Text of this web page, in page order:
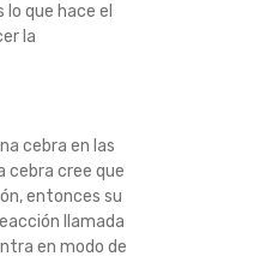
que hace el
la
cebra en las
cebra cree que
entonces su
llamada
en modo de